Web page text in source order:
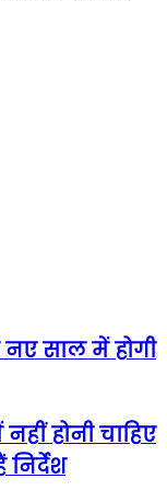
साल में होगी
होनी चाहिए